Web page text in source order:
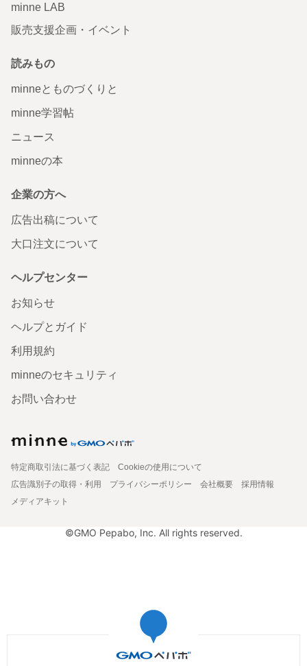
minne LAB
販売支援企画・イベント
読みもの
minneとものづくりと
minne学習帖
ニュース
minneの本
企業の方へ
広告出稿について
大口注文について
ヘルプセンター
お知らせ
ヘルプとガイド
利用規約
minneのセキュリティ
お問い合わせ
特定商取引法に基づく表記
Cookieの使用について
広告識別子の取得・利用
プライバシーポリシー 会社概要
採用情報
メディアキット
©GMO Pepabo, Inc. All rights reserved.